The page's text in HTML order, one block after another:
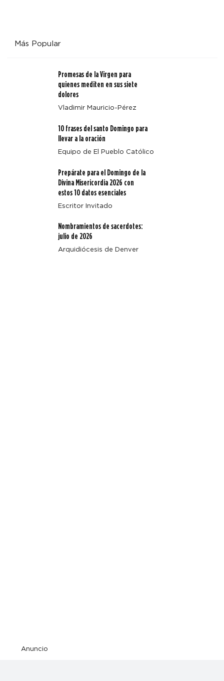
Más Popular
Promesas de la Virgen para
quienes mediten en sus siete
dolores
Vladimir Mauricio-Pérez
10 frases del santo Domingo para
llevar a la oración
Equipo de El Pueblo Católico
Prepárate para el Domingo de la
Divina Misericordia 2026 con
estos 10 datos esenciales
Escritor Invitado
Nombramientos de sacerdotes:
julio de 2026
Arquidiócesis de Denver
Anuncio